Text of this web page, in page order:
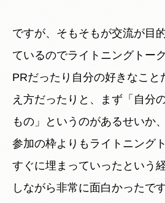
ですが、そもそもが交流が目
ているのでライトニングトー
PRだったり自分の好きなこと
え方だったりと、まず「自分
もの」というのがあるせいか
参加の枠よりもライトニング
すぐに埋まっていったという
しながら非常に面白かったです